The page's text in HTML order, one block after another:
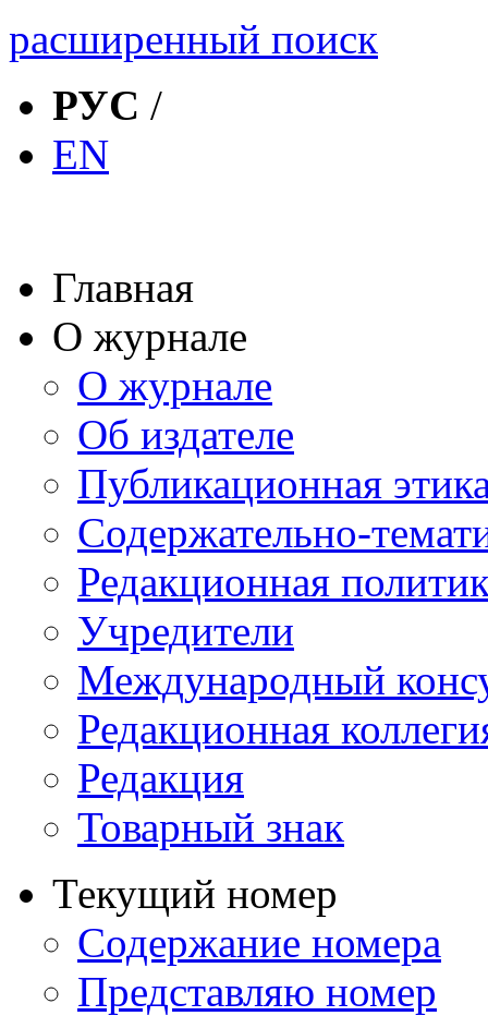
расширенный поиск
РУС /
EN
Главная
О журнале
О журнале
Об издателе
Публикационная
Содержательно-
Редакционная
Учредители
Международный
Редакционная
Редакция
Товарный знак
Текущий номер
Содержание номера
Представляю номер